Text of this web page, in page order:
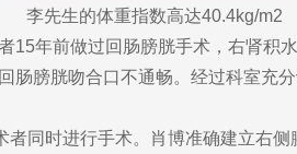
李先生的体重指数高达40.4kg/m2
年前做过回肠膀胱手术，右肾积
膀胱吻合口不通畅。经过科室充
时进行手术。肖博准确建立右侧